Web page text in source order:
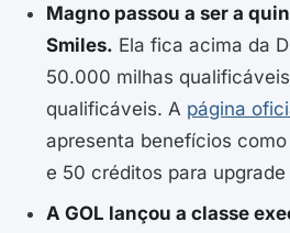
Magno passou a ser a
Smiles. Ela fica acima da
50.000 milhas
qualificáveis. A página
apresenta benefícios
e 50 créditos para
A GOL lançou a classe